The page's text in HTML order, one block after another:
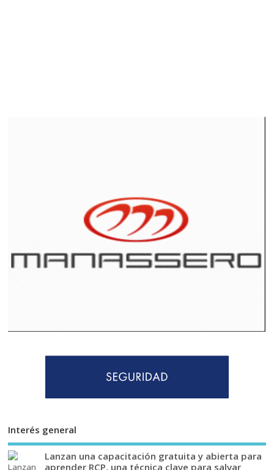
Interés general
Lanzan una capacitación gratuita y abierta para
aprender RCP, una técnica clave para salvar